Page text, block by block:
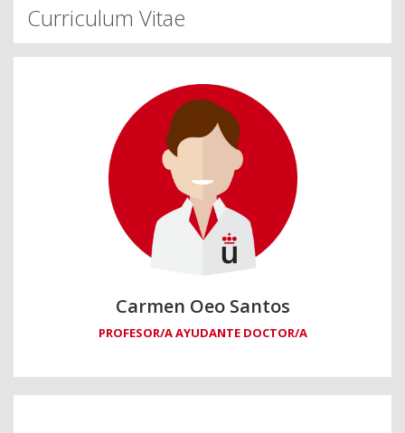
Curriculum Vitae
Carmen Oeo Santos
PROFESOR/A AYUDANTE DOCTOR/A